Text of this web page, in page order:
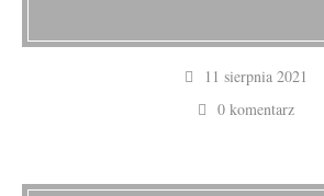
11 sierpnia 2021
0 komentarz